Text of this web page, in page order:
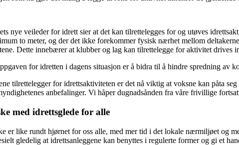
nye veileder for idrett sier at det kan tilrettelegges for og utøves
to meter, og der det ikke forekommer fysisk nærhet mellom
Dette innebærer at klubber og lag kan tilrettelegge for aktivitet drives
for idretten i dagens situasjon er å bidra til å hindre spredning av
tilrettelegger for idrettsaktiviteten er det nå viktig at voksne kan påta
anbefalinger. Vi håper dugnadsånden fra våre frivillige
med idrettsglede for alle
er like rundt hjørnet for oss alle, med mer tid i det lokale nærmiljøet og
gledelig at idrettsanleggene kan benyttes i regulerte former og gi et